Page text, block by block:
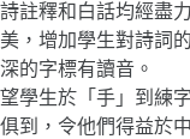
詩註釋和白話均經盡
美，增加學生對詩詞
深的字標有讀音。
望學生於「手」到練
俱到，令他們得益於